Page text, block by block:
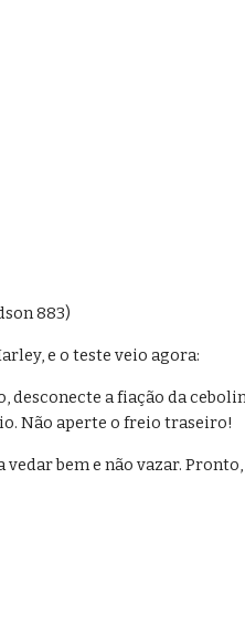
883)
e o teste veio agora:
a fiação da
Não aperte o freio traseiro!
vedar bem e não vazar.